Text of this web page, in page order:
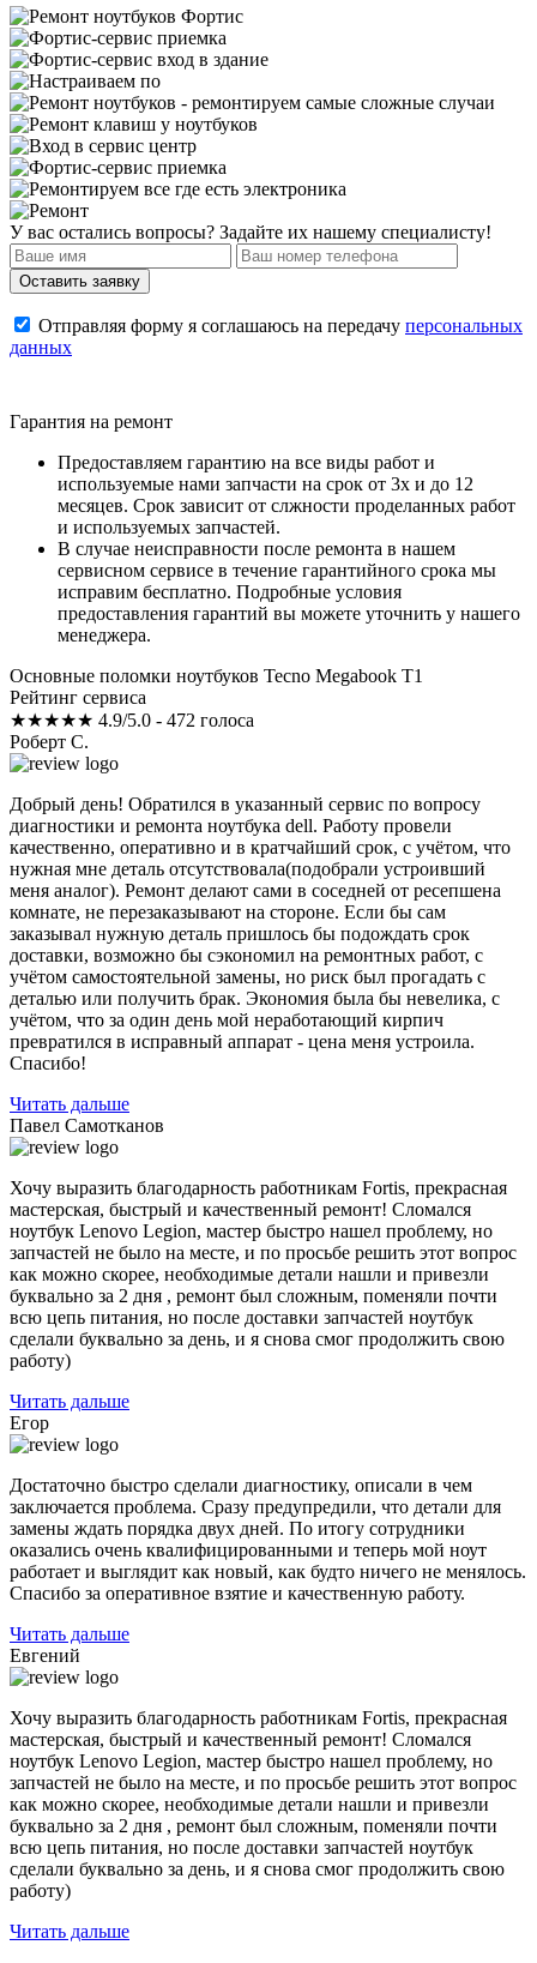
У вас остались вопросы? Задайте их нашему специалисту!
Отправляя форму я соглашаюсь на передачу персональных
данных
Гарантия на ремонт
Предоставляем гарантию на все виды работ и
используемые нами запчасти на срок от 3х и до 12
месяцев. Срок зависит от слжности проделанных работ
и используемых запчастей.
В случае неисправности после ремонта в нашем
сервисном сервисе в течение гарантийного срока мы
исправим бесплатно. Подробные условия
предоставления гарантий вы можете уточнить у нашего
менеджера.
Основные поломки ноутбуков Tecno Megabook T1
Рейтинг сервиса
★★★★★ 4.9/5.0 - 472 голоса
Роберт С.
Добрый день! Обратился в указанный сервис по вопросу
диагностики и ремонта ноутбука dell. Работу провели
качественно, оперативно и в кратчайший срок, с учётом, что
нужная мне деталь отсутствовала(подобрали устроивший
меня аналог). Ремонт делают сами в соседней от ресепшена
комнате, не перезаказывают на стороне. Если бы сам
заказывал нужную деталь пришлось бы подождать срок
доставки, возможно бы сэкономил на ремонтных работ, с
учётом самостоятельной замены, но риск был прогадать с
деталью или получить брак. Экономия была бы невелика, с
учётом, что за один день мой неработающий кирпич
превратился в исправный аппарат - цена меня устроила.
Спасибо!
Читать дальше
Павел Самотканов
Хочу выразить благодарность работникам Fortis, прекрасная
мастерская, быстрый и качественный ремонт! Сломался
ноутбук Lenovo Legion, мастер быстро нашел проблему, но
запчастей не было на месте, и по просьбе решить этот вопрос
как можно скорее, необходимые детали нашли и привезли
буквально за 2 дня , ремонт был сложным, поменяли почти
всю цепь питания, но после доставки запчастей ноутбук
сделали буквально за день, и я снова смог продолжить свою
работу)
Читать дальше
Егор
Достаточно быстро сделали диагностику, описали в чем
заключается проблема. Сразу предупредили, что детали для
замены ждать порядка двух дней. По итогу сотрудники
оказались очень квалифицированными и теперь мой ноут
работает и выглядит как новый, как будто ничего не менялось.
Спасибо за оперативное взятие и качественную работу.
Читать дальше
Евгений
Хочу выразить благодарность работникам Fortis, прекрасная
мастерская, быстрый и качественный ремонт! Сломался
ноутбук Lenovo Legion, мастер быстро нашел проблему, но
запчастей не было на месте, и по просьбе решить этот вопрос
как можно скорее, необходимые детали нашли и привезли
буквально за 2 дня , ремонт был сложным, поменяли почти
всю цепь питания, но после доставки запчастей ноутбук
сделали буквально за день, и я снова смог продолжить свою
работу)
Читать дальше